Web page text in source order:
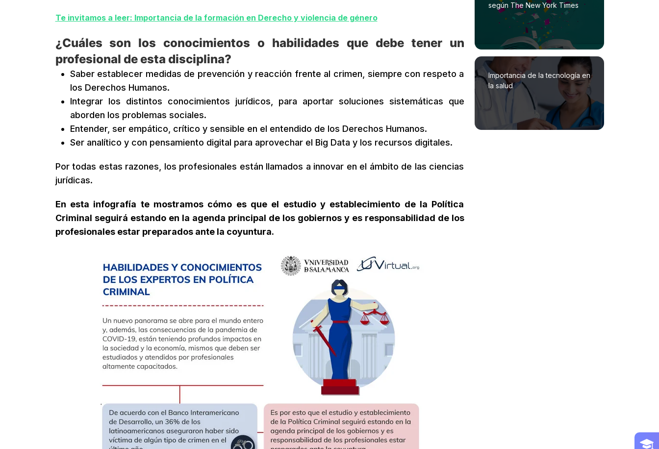
Te invitamos a leer: Importancia de la formación en Derecho y violencia de género
¿Cuáles son los conocimientos o habilidades que debe tener un
profesional de esta disciplina?
Saber establecer medidas de prevención y reacción frente al crimen, siempre con respeto a
los Derechos Humanos.
Integrar los distintos conocimientos jurídicos, para aportar soluciones sistemáticas que
aborden los problemas sociales.
Entender, ser empático, crítico y sensible en el entendido de los Derechos Humanos.
Ser analítico y con pensamiento digital para aprovechar el Big Data y los recursos digitales.
Por todas estas razones, los profesionales están llamados a innovar en el ámbito de las ciencias
jurídicas.
En esta infografía te mostramos cómo es que el estudio y establecimiento de la Política
Criminal seguirá estando en la agenda principal de los gobiernos y es responsabilidad de los
profesionales estar preparados ante la coyuntura.
según The New York Times
Importancia de la tecnología en
la salud